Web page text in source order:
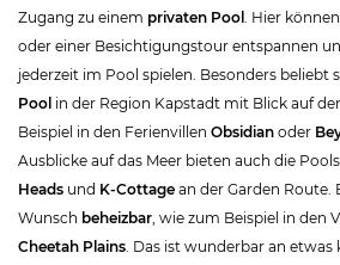
Zugang zu einem privaten Pool . Hier
oder einer Besichtigungstour entspannen
jederzeit im Pool spielen. Besonders beliebt
Pool in der Region Kapstadt mit Blick auf
Beispiel in den Ferienvillen Obsidian oder
Ausblicke auf das Meer bieten auch die
Heads und K-Cottage an der Garden Route.
Wunsch beheizbar, wie zum Beispiel in den
Cheetah Plains. Das ist wunderbar an etwas